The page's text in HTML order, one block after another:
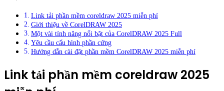
Link tải phần mềm coreldraw 2025 miễn phí
Giới thiệu về CorelDRAW 2025
Một vài tính năng nổi bật của CorelDRAW 2025 Full
Yêu cầu cấu hình phần cứng
Hướng dẫn cài đặt phần mềm CorelDRAW 2025 miễn phí
Link tải phần mềm coreldraw 2025